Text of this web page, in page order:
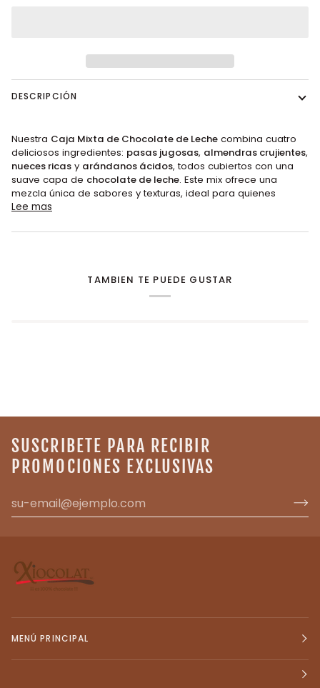
DESCRIPCIÓN
Nuestra Caja Mixta de Chocolate de Leche combina cuatro
deliciosos ingredientes: pasas jugosas, almendras crujientes,
nueces ricas y arándanos ácidos, todos cubiertos con una
suave capa de chocolate de leche. Este mix ofrece una
mezcla única de sabores y texturas, ideal para quienes
Lee mas
TAMBIEN TE PUEDE GUSTAR
SUSCRIBETE PARA RECIBIR
PROMOCIONES EXCLUSIVAS
MENÚ PRINCIPAL